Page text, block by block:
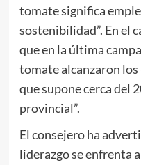
tomate significa
sostenibilidad”. En el
que en la última
tomate alcanzaron
que supone cerca del
provincial”.
El consejero ha
liderazgo se enfrenta